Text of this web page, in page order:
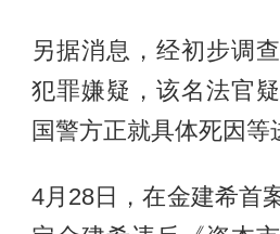
另据消息，经初步调
犯罪嫌疑，该名法官
国警方正就具体死因等
4月28日，在金建希首